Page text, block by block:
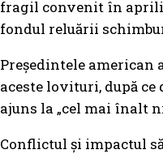
fragil convenit în
fondul reluării
Președintele american
aceste lovituri, după
ajuns la „cel mai înalt
Conflictul și impactul